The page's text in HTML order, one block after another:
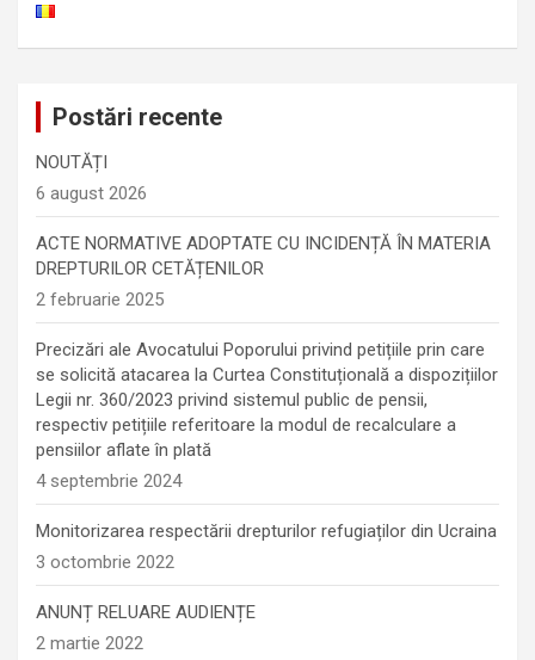
Postări recente
NOUTĂȚI
6 august 2026
ACTE NORMATIVE ADOPTATE CU INCIDENȚĂ ÎN MATERIA
DREPTURILOR CETĂȚENILOR
2 februarie 2025
Precizări ale Avocatului Poporului privind petițiile prin care
se solicită atacarea la Curtea Constituțională a dispozițiilor
Legii nr. 360/2023 privind sistemul public de pensii,
respectiv petițiile referitoare la modul de recalculare a
pensiilor aflate în plată
4 septembrie 2024
Monitorizarea respectării drepturilor refugiaților din Ucraina
3 octombrie 2022
ANUNȚ RELUARE AUDIENȚE
2 martie 2022